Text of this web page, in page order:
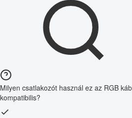
Milyen csatlakozót használ ez az RGB
kompatibilis?